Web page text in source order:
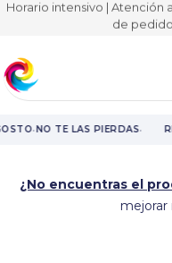
Horario intensivo | Atención
de
·NO TE LAS PIERDAS·
¿No encuentras el
mejorar